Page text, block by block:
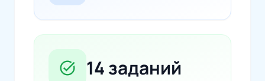
task_alt 14 заданий